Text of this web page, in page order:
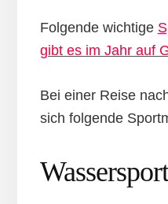
Folgende wichtige
gibt es im Jahr auf
Bei einer Reise
sich folgende
Wassersport